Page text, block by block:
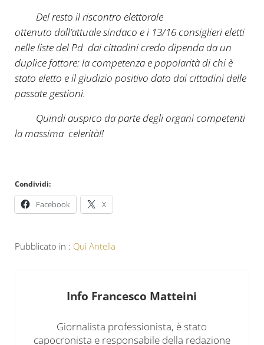
Del resto il riscontro elettorale
ottenuto dall’attuale sindaco e i 13/16 consiglieri eletti
nelle liste del Pd dai cittadini credo dipenda da un
duplice fattore: la competenza e popolarità di chi è
stato eletto e il giudizio positivo dato dai cittadini delle
passate gestioni.
Quindi auspico da parte degli organi competenti
la massima celerità!!
Condividi:
Facebook X
Pubblicato in : Qui Antella
Info Francesco Matteini
Giornalista professionista, è stato
capocronista e responsabile della redazione